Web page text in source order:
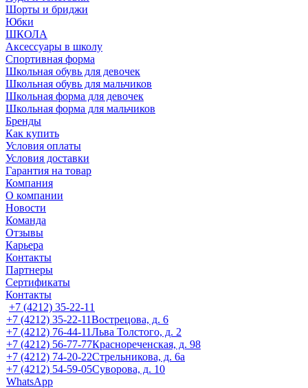
Шорты и бриджи
Юбки
ШКОЛА
Аксессуары в школу
Спортивная форма
Школьная обувь для девочек
Школьная обувь для мальчиков
Школьная форма для девочек
Школьная форма для мальчиков
Бренды
Как купить
Условия оплаты
Условия доставки
Гарантия на товар
Компания
О компании
Новости
Команда
Отзывы
Карьера
Контакты
Партнеры
Сертификаты
Контакты
+7 (4212) 35-22-11
+7 (4212) 35-22-11Вострецова, д. 6
+7 (4212) 76-44-11Льва Толстого, д. 2
+7 (4212) 56-77-77Краснореченская, д. 98
+7 (4212) 74-20-22Стрельникова, д. 6а
+7 (4212) 54-59-05Суворова, д. 10
WhatsApp